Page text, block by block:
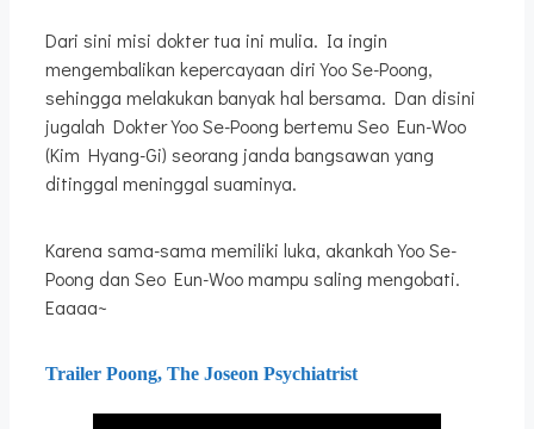
Dari sini misi dokter tua ini mulia. Ia ingin
mengembalikan kepercayaan diri Yoo Se-Poong,
sehingga melakukan banyak hal bersama. Dan disini
jugalah Dokter Yoo Se-Poong bertemu Seo Eun-Woo
(Kim Hyang-Gi) seorang janda bangsawan yang
ditinggal meninggal suaminya.
Karena sama-sama memiliki luka, akankah Yoo Se-
Poong dan Seo Eun-Woo mampu saling mengobati.
Eaaaa~
Trailer Poong, The Joseon Psychiatrist